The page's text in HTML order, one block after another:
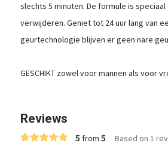
slechts 5 minuten. De formule is
verwijderen. Geniet tot 24 uur lang van
geurtechnologie blijven er geen nare
GESCHIKT zowel voor mannen als voor
Reviews
5 from 5 Based on 1